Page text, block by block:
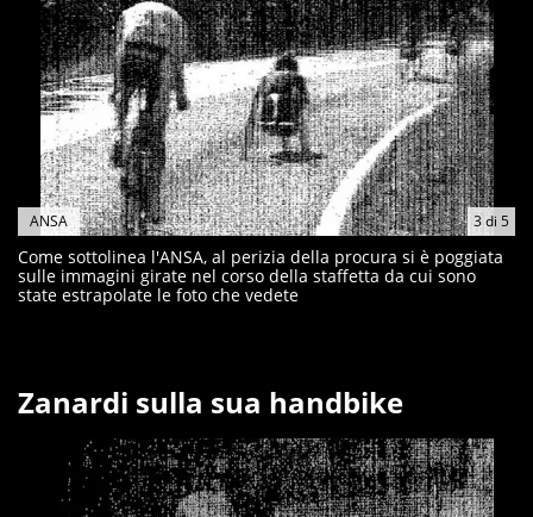
3di 5
ANSA
Come sottolinea l'ANSA, al perizia della procura si è poggiata
sulle immagini girate nel corso della staffetta da cui sono
state estrapolate le foto che vedete
Zanardi sulla sua handbike